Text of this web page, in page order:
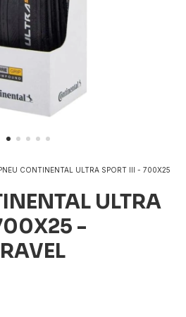
CONTINENTAL ULTRA SPORT III - 700X25
ULTRA
-